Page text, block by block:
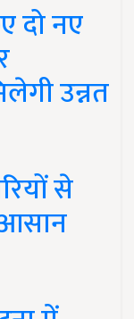
दो नए
उन्नत
से